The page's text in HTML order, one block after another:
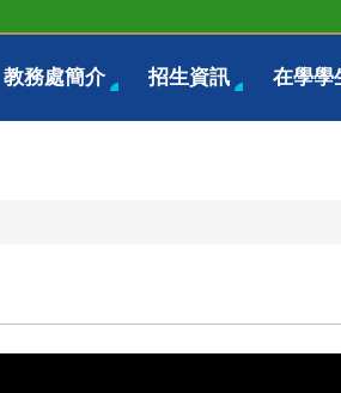
教務處簡介 招生資訊 在學學